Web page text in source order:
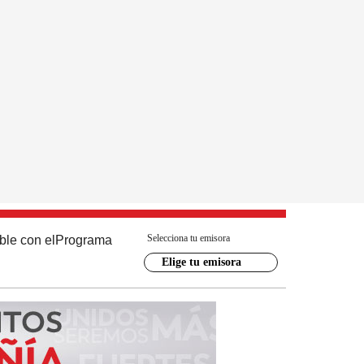
con el Programa Selecciona tu emisora
Elige tu emisora